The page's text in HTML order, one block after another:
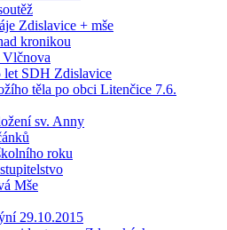
Zdislavice + mše
kronikou
Vlčnova
let SDH Zdislavice
těla po obci Litenčice 7.6.
sv. Anny
roku
Mše
29.10.2015